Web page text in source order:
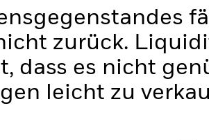
zurück.
dass es nicht
leicht zu